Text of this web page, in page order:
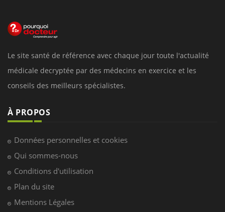
Le site santé de référence avec chaque jour toute l'actualité
médicale decryptée par des médecins en exercice et les
conseils des meilleurs spécialistes.
À PROPOS
Données personnelles et cookies
Qui sommes-nous
Conditions d'utilisation
Plan du site
Mentions Légales